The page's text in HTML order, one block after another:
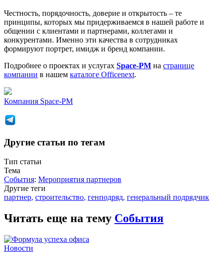
Честность, порядочность, доверие и открытость – те
принципы, которых мы придерживаемся в нашей работе и
общении с клиентами и партнерами, коллегами и
конкурентами. Именно эти качества в сотрудниках
формируют портрет, имидж и бренд компании.
Подробнее о проектах и услугах Space-PM на странице
компании в нашем каталоге Officenext.
Компания Space-PM
Другие статьи по тегам
Тип статьи
Тема
События: Мероприятия партнеров
Другие теги
партнер, строительство, генподряд, генеральный подрядчик
Читать еще на тему События
Новости